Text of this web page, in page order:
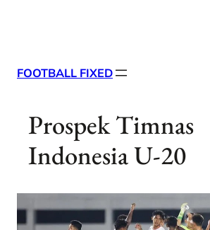
FOOTBALL FIXED
Prospek Timnas
Indonesia U-20